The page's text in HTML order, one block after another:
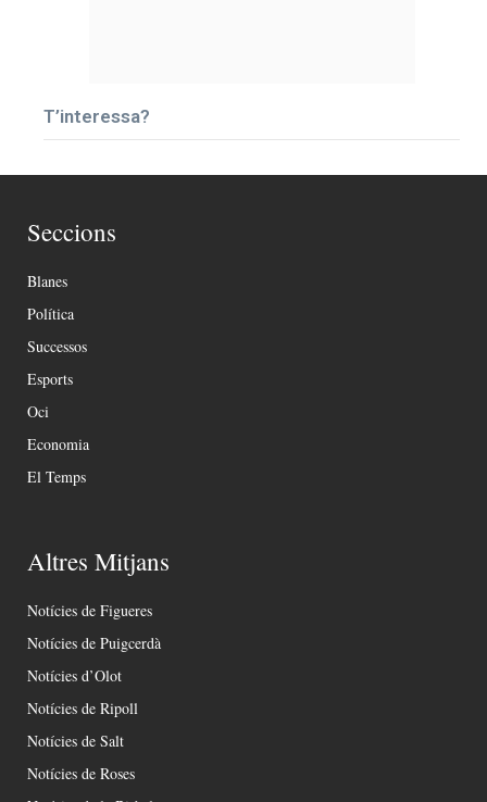
T’interessa?
Seccions
Blanes
Política
Successos
Esports
Oci
Economia
El Temps
Altres Mitjans
Notícies de Figueres
Notícies de Puigcerdà
Notícies d’Olot
Notícies de Ripoll
Notícies de Salt
Notícies de Roses